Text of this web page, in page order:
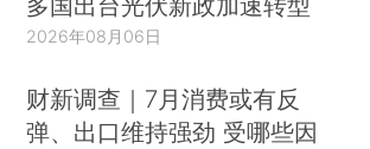
2026年08月06日
财新调查｜7月消费或有反
弹、出口维持强劲 受哪些因